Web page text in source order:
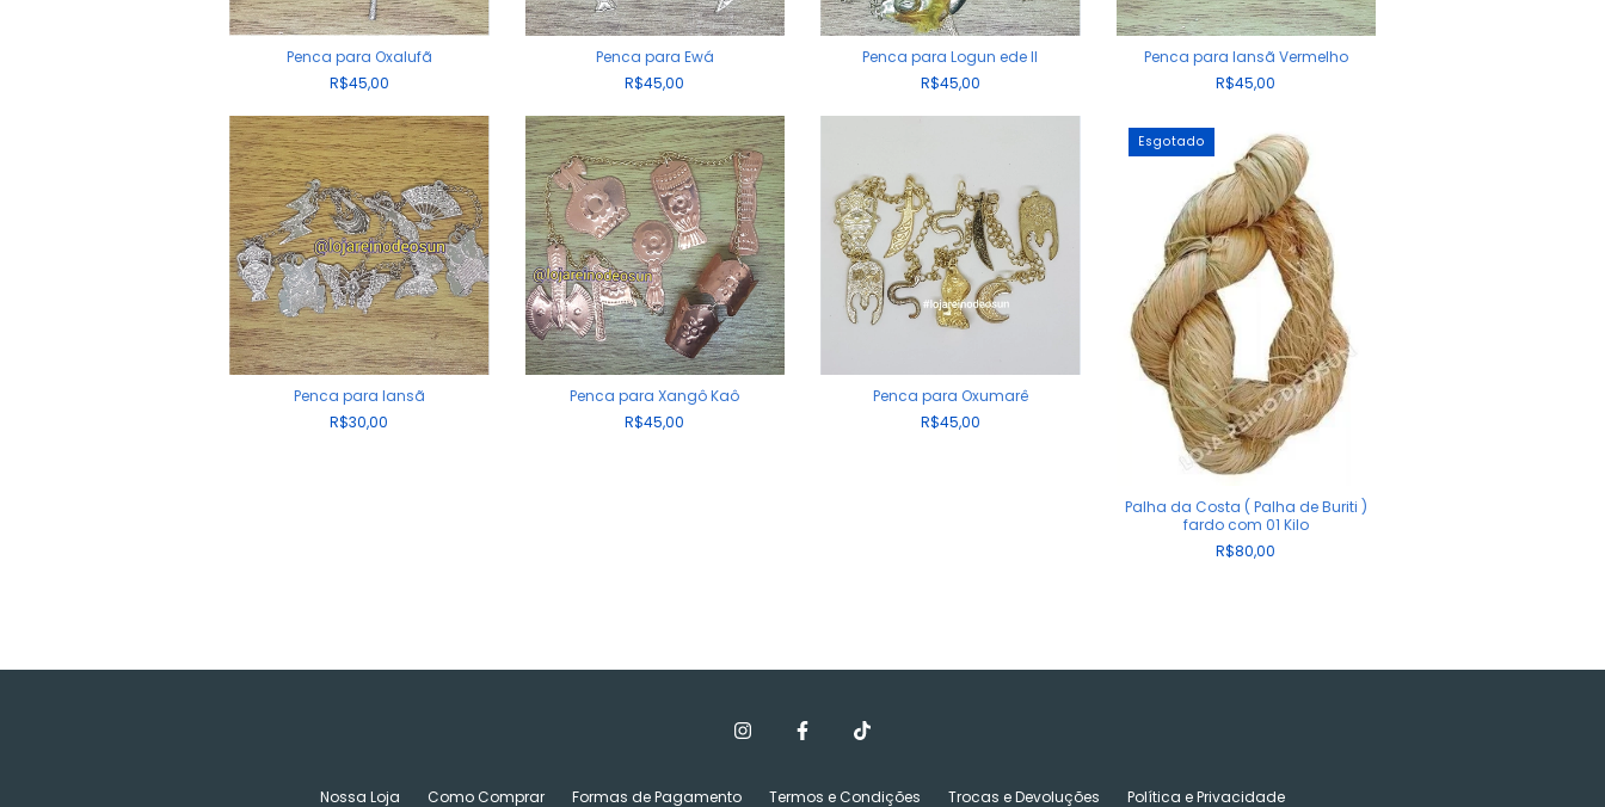
Penca para Oxalufã
R$45,00
Penca para Ewá
R$45,00
Penca para Logun ede II
R$45,00
Penca para Iansã Vermelho
R$45,00
Penca para Iansã
R$30,00
Penca para Xangô Kaô
R$45,00
Penca para Oxumarê
R$45,00
Esgotado
Palha da Costa ( Palha de Buriti )
fardo com 01 Kilo
R$80,00
Nossa Loja Como Comprar Formas de Pagamento Termos e Condições Trocas e Devoluções
Política e Privacidade